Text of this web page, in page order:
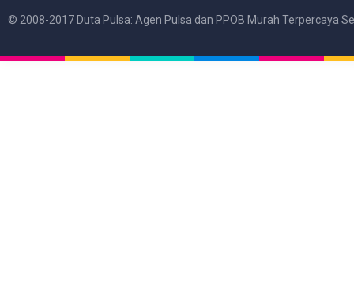
© 2008-2017 Duta Pulsa: Agen Pulsa dan PPOB Murah Terpercaya